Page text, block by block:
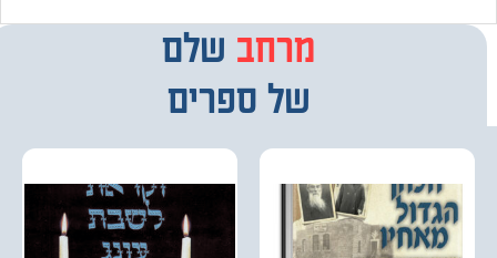
מרחב
מבחר שלם
של ספרים